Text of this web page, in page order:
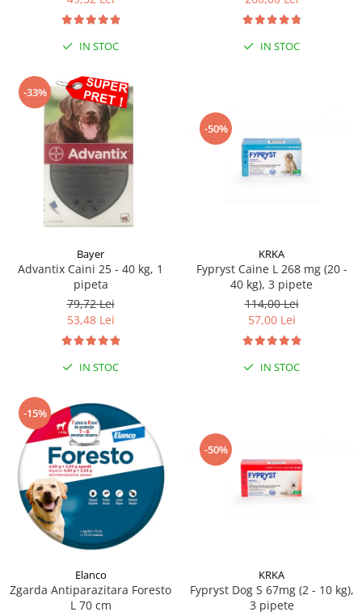
Sampoane si Balsamuri
Servetele Umede
Covorase absorbante
Igiena Catel
Igiena Interior
Perii si descalcitoare caini
Solutii Atractante si repelente
Custi transport - Pisici
Paturi, perne si cosuri pentru pisici
Recompense Delicioase
IN STOC IN STOC
-33%
Bayer
Advantix Caini 25 - 40 kg, 1
pipeta
79,72 Lei
53,48 Lei
IN STOC
-50%
KRKA
Fypryst Caine L 268 mg (20 -
40 kg), 3 pipete
114,00 Lei
57,00 Lei
IN STOC
-15%
Elanco
Zgarda Antiparazitara Foresto
L 70 cm
-50%
KRKA
Fypryst Dog S 67mg (2 - 10 kg),
3 pipete